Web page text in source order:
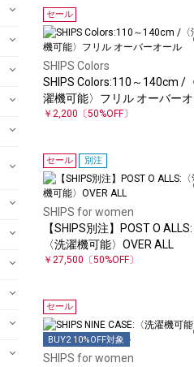
セール
SHIPS Colors
SHIPS Colors:110～140cm /
濯機可能〉フリル オーバー
ル
￥2,200 〔50%OFF〕
セール 別注
SHIPS for women
【SHIPS別注】POST O ALLS:
〈洗濯機可能〉OVER ALL
￥27,500 〔50%OFF〕
セール
BUY2 10%OFF対象
SHIPS for women